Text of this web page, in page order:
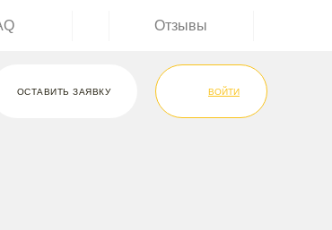
Отзывы
ОСТАВИТЬ ЗАЯВКУ ВОЙТИ